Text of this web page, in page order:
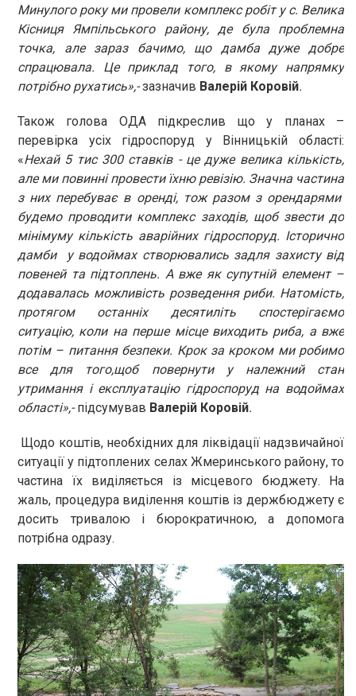
Минулого року ми провели комплекс робіт у с. Велика
Кісниця Ямпільського району, де була проблемна
точка, але зараз бачимо, що дамба дуже добре
спрацювала. Це приклад того, в якому напрямку
потрібно рухатись»,-зазначив Валерій Коровій.
Також голова ОДА підкреслив що у планах –
перевірка усіх гідроспоруд у Вінницькій області:
«Нехай 5 тис 300 ставків - це дуже велика кількість,
але ми повинні провести їхню ревізію. Значна частина
з них перебуває в оренді, тож разом з орендарями
будемо проводити комплекс заходів, щоб звести до
мінімуму кількість аварійних гідроспоруд. Історично
дамби у водоймах створювались задля захисту від
повеней та підтоплень. А вже як супутній елемент –
додавалась можливість розведення риби. Натомість,
протягом останніх десятиліть спостерігаємо
ситуацію, коли на перше місце виходить риба, а вже
потім – питання безпеки. Крок за кроком ми робимо
все для того,щоб повернути у належний стан
утримання і експлуатацію гідроспоруд на водоймах
області»,-підсумував Валерій Коровій.
Щодо коштів, необхідних для ліквідації надзвичайної
ситуації у підтоплених селах Жмеринського району, то
частина їх виділяється із місцевого бюджету. На
жаль, процедура виділення коштів із держбюджету є
досить тривалою і бюрократичною, а допомога
потрібна одразу.